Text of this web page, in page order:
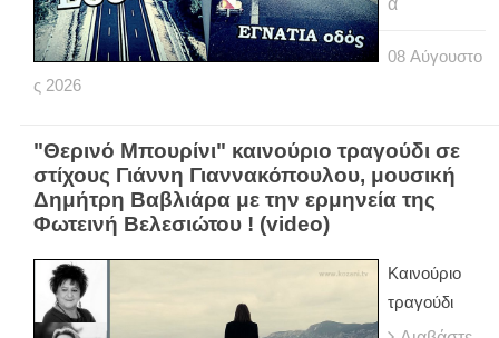
08 Αύγουστο
ς 2026
"Θερινό Μπουρίνι" καινούριο τραγούδι σε
στίχους Γιάννη Γιαννακόπουλου, μουσική
Δημήτρη Βαβλιάρα με την ερμηνεία της
Φωτεινή Βελεσιώτου ! (video)
Καινούριο
τραγούδι